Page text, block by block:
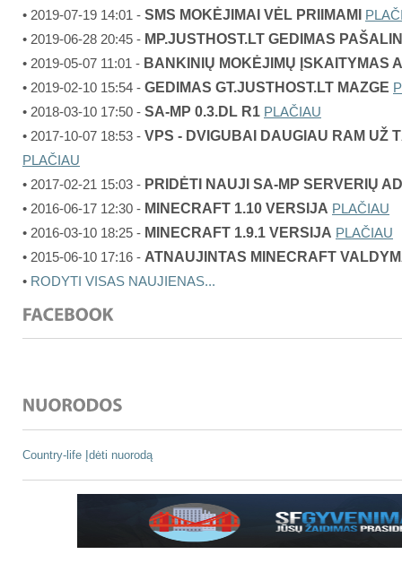
• 2019-07-19 14:01 - SMS MOKĖJIMAI VĖL PRIIMAMI
• 2019-06-28 20:45 - MP.JUSTHOST.LT GEDIMAS
• 2019-05-07 11:01 - BANKINIŲ MOKĖJIMŲ ĮSKAITYMAS
• 2019-02-10 15:54 - GEDIMAS GT.JUSTHOST.LT MAZGE
• 2018-03-10 17:50 - SA-MP 0.3.DL R1 PLAČIAU
• 2017-10-07 18:53 - VPS - DVIGUBAI DAUGIAU RAM UŽ
PLAČIAU
• 2017-02-21 15:03 - PRIDĖTI NAUJI SA-MP SERVERIŲ
• 2016-06-17 12:30 - MINECRAFT 1.10 VERSIJA PLAČIAU
• 2016-03-10 18:25 - MINECRAFT 1.9.1 VERSIJA PLAČIAU
• 2015-06-10 17:16 - ATNAUJINTAS MINECRAFT
• RODYTI VISAS NAUJIENAS...
Country-life Įdėti nuorodą